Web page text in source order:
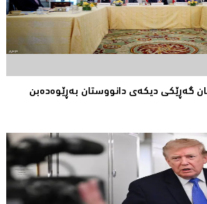
گه‌ڕێكی دیكه‌ی دانووستان به‌ڕێوه‌ده‌بن